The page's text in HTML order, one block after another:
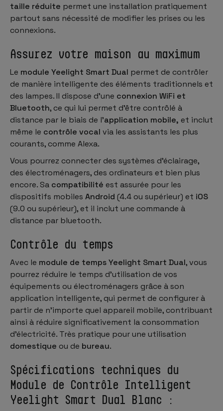
taille réduite permet une installation pratiquement
partout sans nécessité de modifier les prises ou les
connexions.
Assurez votre maison au maximum
Le module Yeelight Smart Dual permet de contrôler
de manière intelligente des éléments traditionnels et
des lampes. Il dispose d'une connexion WiFi et
Bluetooth, ce qui lui permet d'être contrôlé à
distance par le biais de l'application mobile, et inclut
même le contrôle vocal via les assistants les plus
courants, comme Alexa.
Vous pourrez connecter des systèmes d'éclairage,
des électroménagers, des ordinateurs et bien plus
encore. Sa compatibilité est assurée pour les
dispositifs mobiles Android (4.4 ou supérieur) et iOS
(9.0 ou supérieur), et il inclut une commande à
distance par bluetooth.
Contrôle du temps
Avec le module de temps Yeelight Smart Dual, vous
pourrez réduire le temps d'utilisation de vos
équipements ou électroménagers grâce à son
application intelligente, qui permet de configurer à
partir de n'importe quel appareil mobile, contribuant
ainsi à réduire significativement la consommation
d'électricité. Très pratique pour une utilisation
domestique ou de bureau.
Spécifications techniques du
Module de Contrôle Intelligent
Yeelight Smart Dual Blanc :